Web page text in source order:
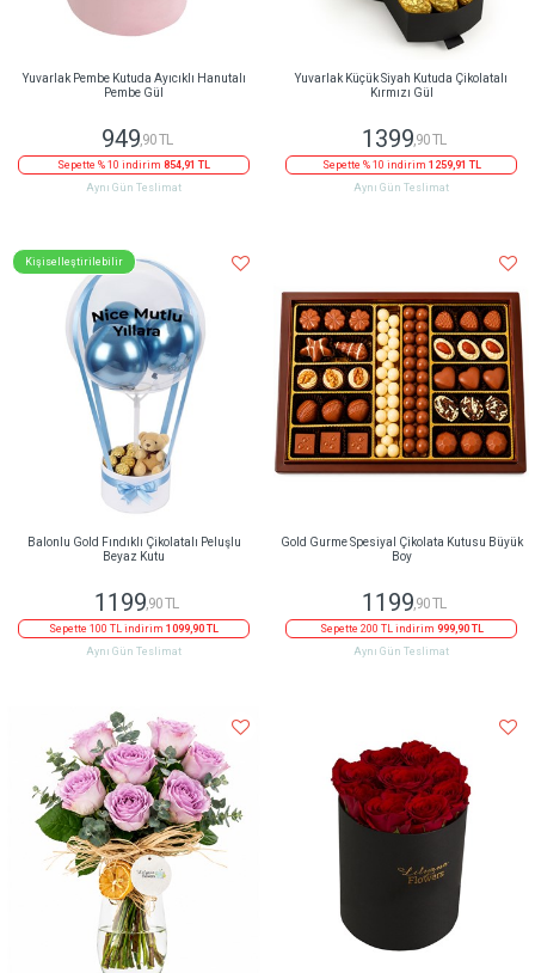
Yuvarlak Pembe Kutuda Ayıcıklı Hanutalı
Pembe Gül
949,90 TL
Sepette % 10 indirim 854,91 TL
Aynı Gün Teslimat
Yuvarlak Küçük Siyah Kutuda Çikolatalı
Kırmızı Gül
1399,90 TL
Sepette % 10 indirim 1259,91 TL
Aynı Gün Teslimat
Kişiselleştirilebilir
Balonlu Gold Fındıklı Çikolatalı Peluşlu
Beyaz Kutu
1199,90 TL
Sepette 100 TL indirim 1099,90 TL
Aynı Gün Teslimat
Gold Gurme Spesiyal Çikolata Kutusu Büyük
Boy
1199,90 TL
Sepette 200 TL indirim 999,90 TL
Aynı Gün Teslimat